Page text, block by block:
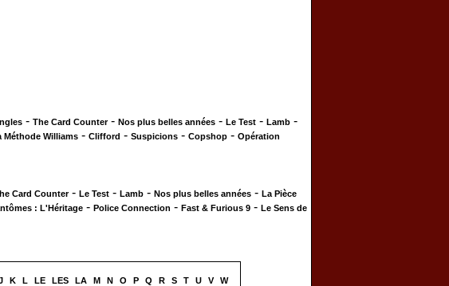
- The Card Counter- Nos plus belles années - Le Test - Lamb -
Méthode Williams - Clifford - Suspicions - Copshop - Opération
Card Counter- Le Test - Lamb - Nos plus belles années - La Pièce
: L'Héritage - Police Connection - Fast & Furious 9 - Le Sens de
K L LE LES LA M N O P Q R S T U V
W